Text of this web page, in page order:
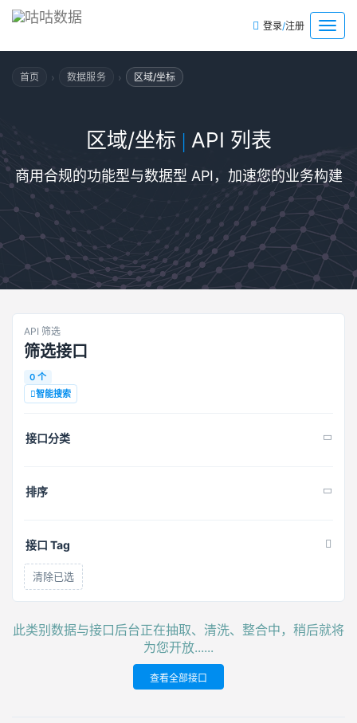
菜
单
登录/注册
首页 › 数据服务 › 区域/坐标
区域/坐标 | API 列表
商用合规的功能型与数据型 API，加速您的业务构建
API 筛选
筛选接口
0 个
智能搜索
接口分类
排序
接口 Tag
清除已选
此类别数据与接口后台正在抽取、清洗、整合中，稍后就将
为您开放......
查看全部接口